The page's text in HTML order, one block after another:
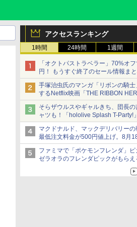
アクセスランキング
1時間 24時間 1週間
「オクトパストラベラー」70%オ
円！ もうすぐ終了のセール情報ま
更新】
ニンテンドーeショップでは「大神
67%オフで990円
手塚治虫氏のマンガ「リボンの騎士
するNetflix映画「THE RIBBON
ーロー」本日配信開始
そらザウルスやギャルきち、団長の
ャツも！「hololive Splash T-Party!
ラインナップ公開＆オンライン販売
マクドナルド、マックデリバリー
最低注文料金が500円値上げ。8月
1,500円から受付
ファミマで「ポケモンフレンダ」
ゼラオラのフレンダピックがもらえ